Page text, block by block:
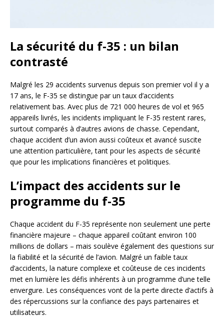
La sécurité du f-35 : un bilan
contrasté
Malgré les 29 accidents survenus depuis son premier vol il y a
17 ans, le F-35 se distingue par un taux d’accidents
relativement bas. Avec plus de 721 000 heures de vol et 965
appareils livrés, les incidents impliquant le F-35 restent rares,
surtout comparés à d’autres avions de chasse. Cependant,
chaque accident d’un avion aussi coûteux et avancé suscite
une attention particulière, tant pour les aspects de sécurité
que pour les implications financières et politiques.
L’impact des accidents sur le
programme du f-35
Chaque accident du F-35 représente non seulement une perte
financière majeure – chaque appareil coûtant environ 100
millions de dollars – mais soulève également des questions sur
la fiabilité et la sécurité de l’avion. Malgré un faible taux
d’accidents, la nature complexe et coûteuse de ces incidents
met en lumière les défis inhérents à un programme d’une telle
envergure. Les conséquences vont de la perte directe d’actifs à
des répercussions sur la confiance des pays partenaires et
utilisateurs.